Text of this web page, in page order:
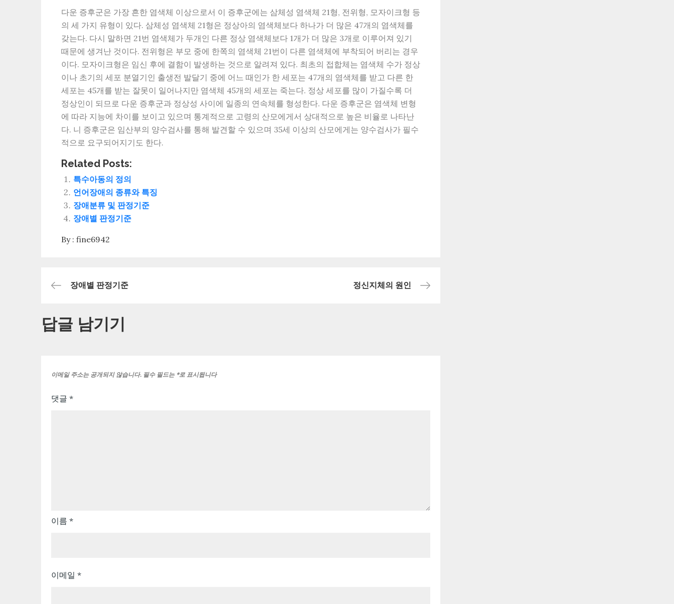
다운 증후군은 가장 흔한 염색체 이상으로서 이 증후군에는 삼체성 염색체 21형, 전위형, 모자이크형 등
의 세 가지 유형이 있다. 삼체성 염색체 21형은 정상아의 염색체보다 하나가 더 많은 47개의 염색체를
갖는다. 다시 말하면 21번 염색체가 두개인 다른 정상 염색체보다 1개가 더 많은 3개로 이루어져 있기
때문에 생겨난 것이다. 전위형은 부모 중에 한쪽의 염색체 21번이 다른 염색체에 부착되어 버리는 경우
이다. 모자이크형은 임신 후에 결함이 발생하는 것으로 알려져 있다. 최초의 접합체는 염색체 수가 정상
이나 초기의 세포 분열기인 출생전 발달기 중에 어느 때인가 한 세포는 47개의 염색체를 받고 다른 한
세포는 45개를 받는 잘못이 일어나지만 염색체 45개의 세포는 죽는다. 정상 세포를 많이 가질수록 더
정상인이 되므로 다운 증후군과 정상성 사이에 일종의 연속체를 형성한다. 다운 증후군은 염색체 변형
에 따라 지능에 차이를 보이고 있으며 통계적으로 고령의 산모에게서 상대적으로 높은 비율로 나타난
다. 니 증후군은 임산부의 양수검사를 통해 발견할 수 있으며 35세 이상의 산모에게는 양수검사가 필수
적으로 요구되어지기도 한다.
Related Posts:
특수아동의 정의
언어장애의 종류와 특징
장애분류 및 판정기준
장애별 판정기준
By : fine6942
글
내
게
이
장애별 판정기준 정신지체의 원인
답글 남기기
이메일 주소는 공개되지 않습니다. 필수 필드는 *로 표시됩니다
댓글 *
이름 *
이메일 *